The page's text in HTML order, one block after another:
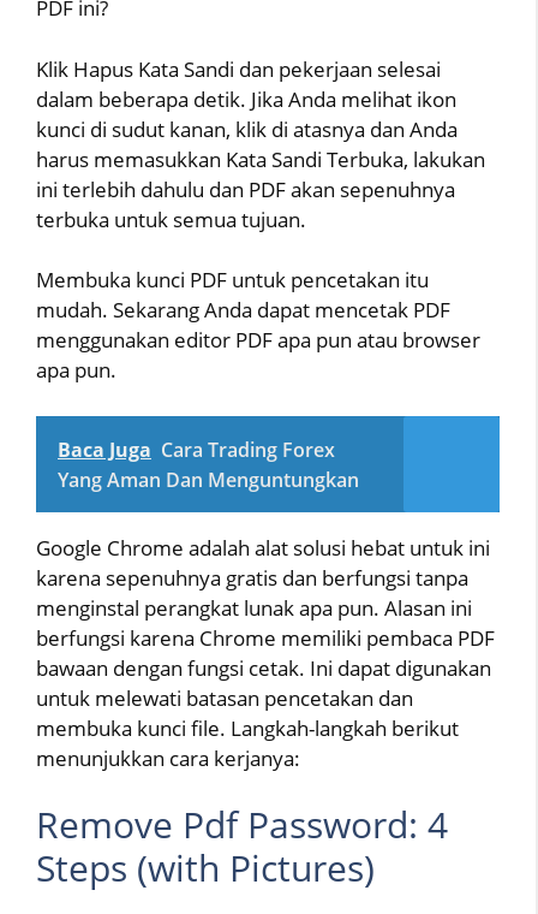
PDF ini?
Klik Hapus Kata Sandi dan pekerjaan selesai
dalam beberapa detik. Jika Anda melihat ikon
kunci di sudut kanan, klik di atasnya dan Anda
harus memasukkan Kata Sandi Terbuka, lakukan
ini terlebih dahulu dan PDF akan sepenuhnya
terbuka untuk semua tujuan.
Membuka kunci PDF untuk pencetakan itu
mudah. Sekarang Anda dapat mencetak PDF
menggunakan editor PDF apa pun atau browser
apa pun.
Baca Juga Cara Trading Forex
Yang Aman Dan Menguntungkan
Google Chrome adalah alat solusi hebat untuk ini
karena sepenuhnya gratis dan berfungsi tanpa
menginstal perangkat lunak apa pun. Alasan ini
berfungsi karena Chrome memiliki pembaca PDF
bawaan dengan fungsi cetak. Ini dapat digunakan
untuk melewati batasan pencetakan dan
membuka kunci file. Langkah-langkah berikut
menunjukkan cara kerjanya:
Remove Pdf Password: 4
Steps (with Pictures)